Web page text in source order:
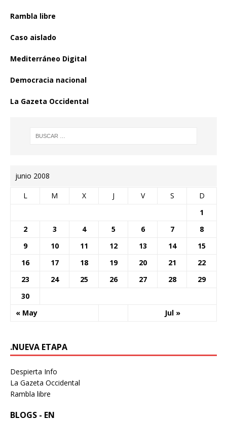
Rambla libre
Caso aislado
Mediterráneo Digital
Democracia nacional
La Gazeta Occidental
junio 2008
L M X J V S D
« May Jul »
1
2
3 4 5 6 7
8
9
10 11 12 13 14
15
16
17 18 19 20 21
22
23
24 25 26 27 28
29
30
.NUEVA ETAPA
Despierta Info
La Gazeta Occidental
Rambla libre
BLOGS - EN